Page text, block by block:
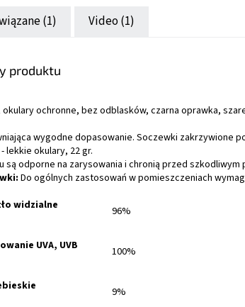
(1) Video (1)
produktu
okulary ochronne, bez odblasków, czarna oprawka,
wygodne dopasowanie. Soczewki zakrzywione
lekkie okulary, 22 gr.
są odporne na zarysowania i chronią przed szkodliwym
Do ogólnych zastosowań w pomieszczeniach
widzialne
96%
UVA, UVB
100%
9%